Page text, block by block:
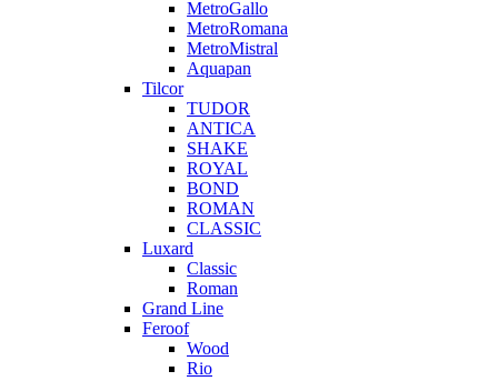
MetroGallo
MetroRomana
MetroMistral
Aquapan
Tilcor
TUDOR
ANTICA
SHAKE
ROYAL
BOND
ROMAN
CLASSIC
Luxard
Classic
Roman
Grand Line
Feroof
Wood
Rio